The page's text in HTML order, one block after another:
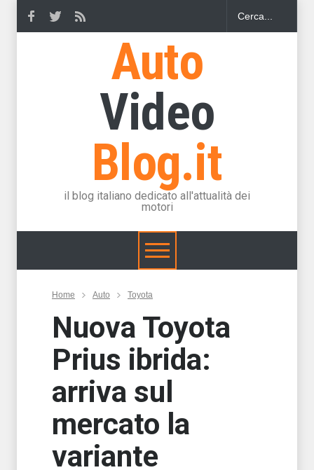
Auto
Video
Blog.it
il blog italiano dedicato all'attualità dei
motori
Home Auto Toyota
Nuova Toyota
Prius ibrida:
arriva sul
mercato la
variante